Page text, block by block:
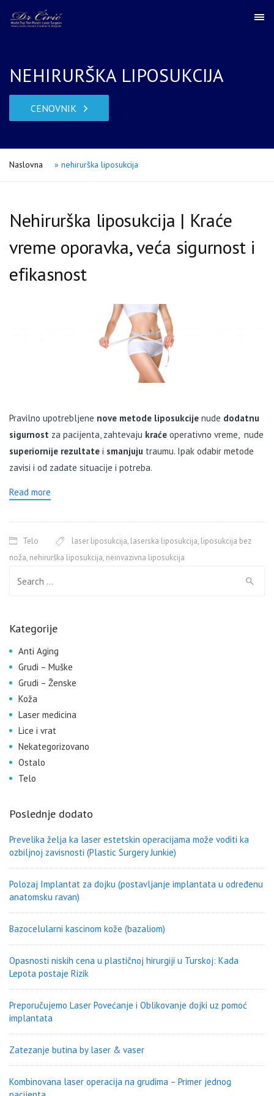
NEHIRURŠKA LIPOSUKCIJA
CENOVNIK
Naslovna » nehirurška liposukcija
Nehirurška liposukcija | Kraće
vreme oporavka, veća sigurnost i
efikasnost
Pravilno upotrebljene nove metode liposukcije nude dodatnu
sigurnost za pacijenta, zahtevaju kraće operativno vreme, nude
superiornije rezultate i smanjuju traumu. Ipak odabir metode
zavisi i od zadate situacije i potreba.
Read more
Telo laser liposukcija, laserska liposukcija, liposukcija bez
noža, nehirurška liposukcija, neinvazivna liposukcija
Kategorije
Anti Aging
Grudi – Muške
Grudi – Ženske
Koža
Laser medicina
Lice i vrat
Nekategorizovano
Ostalo
Telo
Poslednje dodato
Prevelika želja ka laser estetskin operacijama može voditi ka
ozbiljnoj zavisnosti (Plastic Surgery Junkie)
Polozaj Implantat za dojku (postavljanje implantata u određenu
anatomsku ravan)
Bazocelularni kascinom kože (bazaliom)
Opasnosti niskih cena u plastičnoj hirurgiji u Turskoj: Kada
Lepota postaje Rizik
Preporučujemo Laser Povećanje i Oblikovanje dojki uz pomoć
implantata
Zatezanje butina by laser & vaser
Kombinovana laser operacija na grudima – Primer jednog